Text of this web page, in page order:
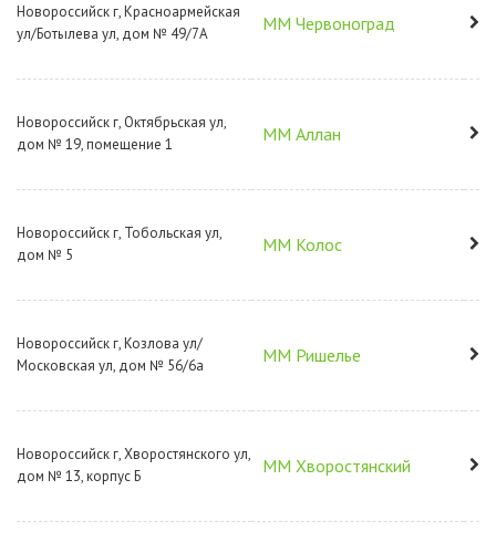
Новороссийск г, Красноармейская
ул/Ботылева ул, дом № 49/7А
ММ Червоноград
Новороссийск г, Октябрьская ул,
дом № 19, помещение 1
ММ Аллан
Новороссийск г, Тобольская ул,
дом № 5
ММ Колос
Новороссийск г, Козлова ул/
Московская ул, дом № 56/6а
ММ Ришелье
Новороссийск г, Хворостянского ул,
дом № 13, корпус Б
ММ Хворостянский